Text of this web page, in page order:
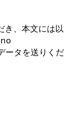
き、本文には以
ータを送りくだ